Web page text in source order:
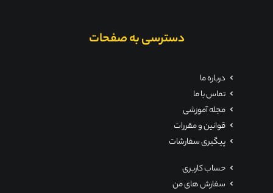
دسترسی به صفحات
درباره ما
تماس با ما
مجله آموزشی
قوانین و مقررات
پیگیری سفارشات
حساب کاربری
سفارش های من